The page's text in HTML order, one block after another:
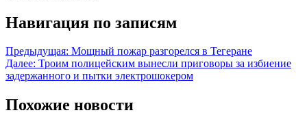
Навигация по записям
Предыдущая: Мощный пожар разгорелся в Тегеране
Далее: Троим полицейским вынесли приговоры за избиение
задержанного и пытки электрошокером
Похожие новости